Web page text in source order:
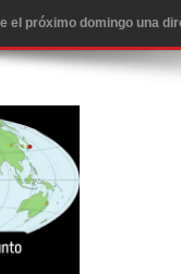
ley para poner fin a la vida
los Juegos
botellón de agua sube a
al día son detenidos
intervenida por un
los dominicanos a unirse